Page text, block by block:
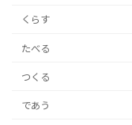
くらす
たべる
つくる
であう